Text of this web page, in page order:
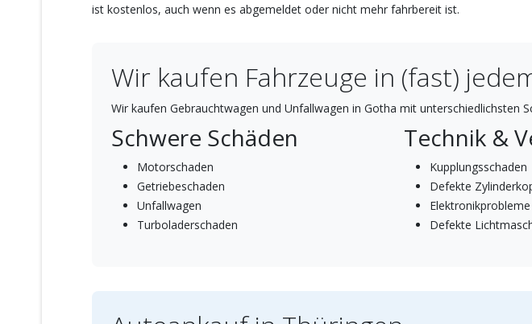
ist kostenlos, auch wenn es abgemeldet oder nicht mehr fahrbereit ist.
Wir kaufen Fahrzeuge in (fast)
Wir kaufen Gebrauchtwagen und Unfallwagen in Gotha mit unterschiedlichsten
Schwere Schäden
Motorschaden
Getriebeschaden
Unfallwagen
Turboladerschaden
Technik &
Kupplungsschaden
Defekte
Elektronikprobleme
Defekte